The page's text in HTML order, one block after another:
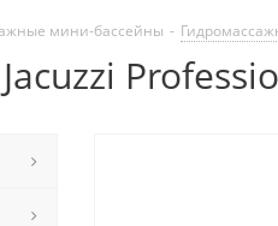
мини-бассейны -